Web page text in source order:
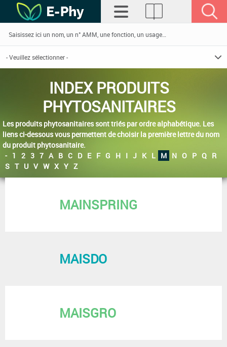
INDEX PRODUITS
PHYTOSANITAIRES
Les produits phytosanitaires sont triés par ordre alphabétique. Les
liens ci-dessous vous permettent de choisir la première lettre du nom
du produit phytosanitaire.
- 1 2 3 7 A B C D E F G H I J K L M N O P Q R
S T U V W X Y Z
MAINSPRING
MAISDO
MAISGRO